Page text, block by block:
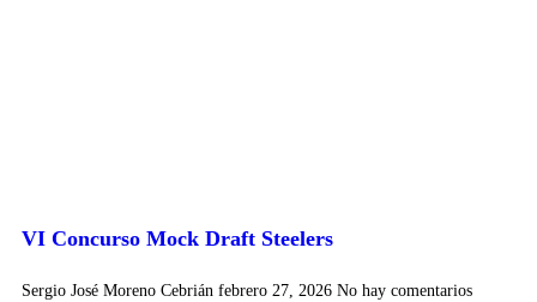
VI Concurso Mock Draft Steelers
Sergio José Moreno Cebrián febrero 27, 2026 No hay comentarios